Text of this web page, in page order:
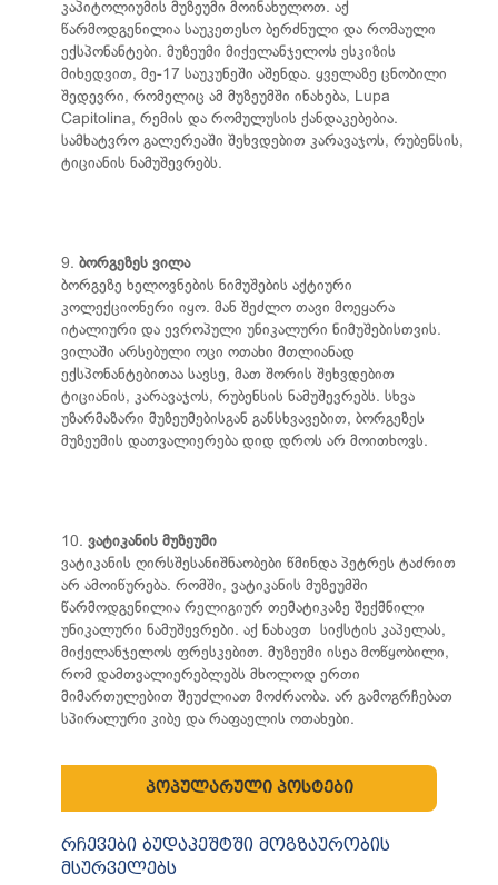
კაპიტოლიუმის მუზეუმი მოინახულოთ. აქ
წარმოდგენილია საუკეთესო ბერძნული და რომაული
ექსპონანტები. მუზეუმი მიქელანჯელოს ესკიზის
მიხედვით, მე-17 საუკუნეში აშენდა. ყველაზე ცნობილი
შედევრი, რომელიც ამ მუზეუმში ინახება, Lupa
Capitolina, რემის და რომულუსის ქანდაკებებია.
სამხატვრო გალერეაში შეხვდებით კარავაჯოს, რუბენსის,
ტიციანის ნამუშევრებს.
9. ბორგეზეს ვილა
ბორგეზე ხელოვნების ნიმუშების აქტიური
კოლექციონერი იყო. მან შეძლო თავი მოეყარა
იტალიური და ევროპული უნიკალური ნიმუშებისთვის.
ვილაში არსებული ოცი ოთახი მთლიანად
ექსპონანტებითაა სავსე, მათ შორის შეხვდებით
ტიციანის, კარავაჯოს, რუბენსის ნამუშევრებს. სხვა
უზარმაზარი მუზეუმებისგან განსხვავებით, ბორგეზეს
მუზეუმის დათვალიერება დიდ დროს არ მოითხოვს.
10. ვატიკანის მუზეუმი
ვატიკანის ღირსშესანიშნაობები წმინდა პეტრეს ტაძრით
არ ამოიწურება. რომში, ვატიკანის მუზეუმში
წარმოდგენილია რელიგიურ თემატიკაზე შექმნილი
უნიკალური ნამუშევრები. აქ ნახავთ სიქსტის კაპელას,
მიქელანჯელოს ფრესკებით. მუზეუმი ისეა მოწყობილი,
რომ დამთვალიერებლებს მხოლოდ ერთი
მიმართულებით შეუძლიათ მოძრაობა. არ გამოგრჩებათ
სპირალური კიბე და რაფაელის ოთახები.
პოპულარული პოსტები
რჩევები ბუდაპეშტში მოგზაურობის
მსურველებს